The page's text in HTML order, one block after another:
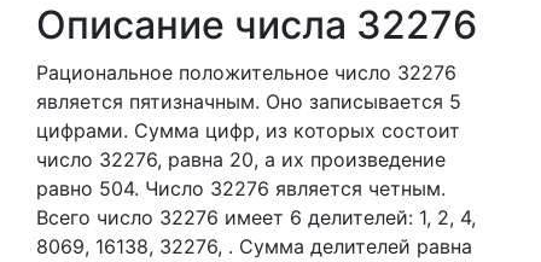
Описание числа 32276
Рациональное положительное число 32276
является пятизначным. Оно записывается 5
цифрами. Сумма цифр, из которых состоит
число 32276, равна 20, а их произведение
равно 504. Число 32276 является четным.
Всего число 32276 имеет 6 делителей: 1, 2, 4,
8069, 16138, 32276, . Сумма делителей равна